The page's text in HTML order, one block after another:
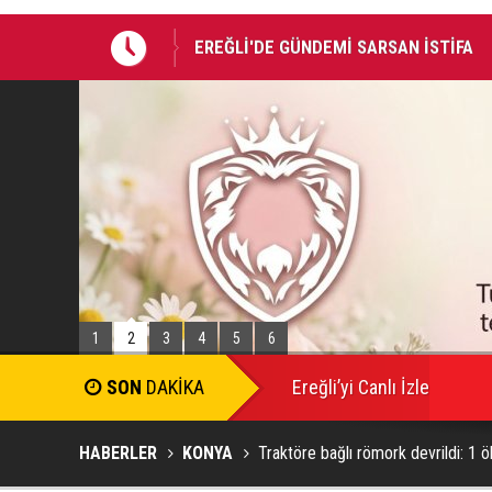
Takla atan otomobildeki Bedirhan öldü,
1 2 3 4 5 6
Ereğli’yi Canlı İzle
HABERLER KONYA Traktöre bağlı römork devrildi: 1